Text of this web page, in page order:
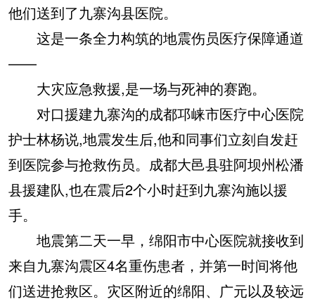
他们送到了九寨沟县医院。
这是一条全力构筑的地震伤员医疗保障通道
——
大灾应急救援,是一场与死神的赛跑。
对口援建九寨沟的成都邛崃市医疗中心医院
护士林杨说,地震发生后,他和同事们立刻自发赶
到医院参与抢救伤员。成都大邑县驻阿坝州松潘
县援建队,也在震后2个小时赶到九寨沟施以援
手。
地震第二天一早，绵阳市中心医院就接收到
来自九寨沟震区4名重伤患者，并第一时间将他
们送进抢救区。灾区附近的绵阳、广元以及较远